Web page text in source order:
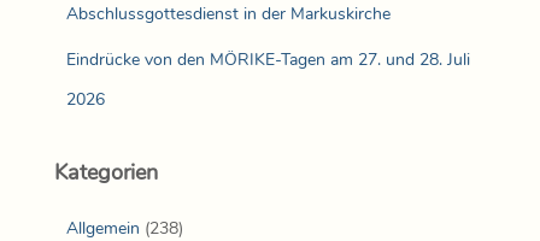
Abschlussgottesdienst in der Markuskirche
Eindrücke von den MÖRIKE-Tagen am 27. und 28. Juli
2026
Kategorien
Allgemein (238)